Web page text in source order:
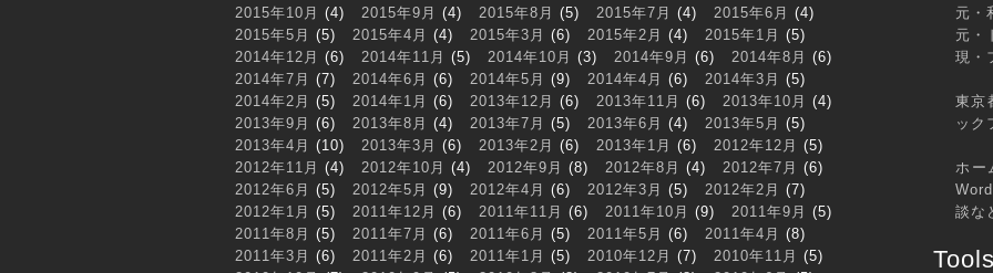
2015年10月
(4) 2015年9月 (4) 2015年8月 (5) 2015年7月 (4) 2015年6月
(4)
2015年5月
(5) 2015年4月 (4) 2015年3月 (6) 2015年2月 (4) 2015年1月
(5)
2014年12月
(6) 2014年11月 (5) 2014年10月 (3) 2014年9月 (6) 2014年8月
(6)
2014年7月
(7) 2014年6月 (6) 2014年5月 (9) 2014年4月 (6) 2014年3月
(5)
2014年2月
(5) 2014年1月 (6) 2013年12月 (6) 2013年11月 (6) 2013年10月
(4)
2013年9月
(6) 2013年8月 (4) 2013年7月 (5) 2013年6月 (4) 2013年5月
(5)
2013年4月
(10) 2013年3月 (6) 2013年2月 (6) 2013年1月 (6) 2012年12月
(5)
2012年11月
(4) 2012年10月 (4) 2012年9月 (8) 2012年8月 (4) 2012年7月
(6)
2012年6月
(5) 2012年5月 (9) 2012年4月 (6) 2012年3月 (5) 2012年2月
(7)
2012年1月
(5) 2011年12月 (6) 2011年11月 (6) 2011年10月 (9) 2011年9月
(5)
2011年8月
(5) 2011年7月 (6) 2011年6月 (5) 2011年5月 (6) 2011年4月
(8)
2011年3月
(6) 2011年2月 (6) 2011年1月 (5) 2010年12月 (7) 2010年11月
(5)
元・
元・
現・
東京
ック
ホー
談な
Tools